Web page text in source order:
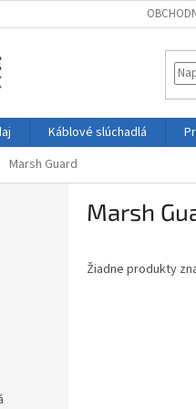
Káblové slúchadlá
Marsh Guard
Marsh
Žiadne produkty